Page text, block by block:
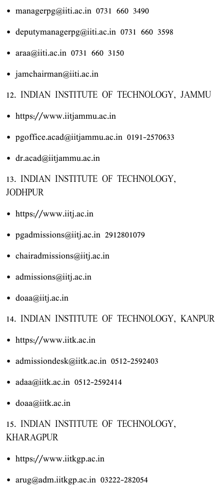
• managerpg@iiti.ac.in 0731 660 3490
• deputymanagerpg@iiti.ac.in 0731 660 3598
• araa@iiti.ac.in 0731 660 3150
• jamchairman@iiti.ac.in
12. INDIAN INSTITUTE OF TECHNOLOGY, JAMMU
• https://www.iitjammu.ac.in
• pgoffice.acad@iitjammu.ac.in 0191-2570633
• dr.acad@iitjammu.ac.in
13. INDIAN INSTITUTE OF TECHNOLOGY,
JODHPUR
• https://www.iitj.ac.in
• pgadmissions@iitj.ac.in 2912801079
• chairadmissions@iitj.ac.in
• admissions@iitj.ac.in
• doaa@iitj.ac.in
14. INDIAN INSTITUTE OF TECHNOLOGY, KANPUR
• https://www.iitk.ac.in
• admissiondesk@iitk.ac.in 0512-2592403
• adaa@iitk.ac.in 0512-2592414
• doaa@iitk.ac.in
15. INDIAN INSTITUTE OF TECHNOLOGY,
KHARAGPUR
• https://www.iitkgp.ac.in
• arug@adm.iitkgp.ac.in 03222-282054